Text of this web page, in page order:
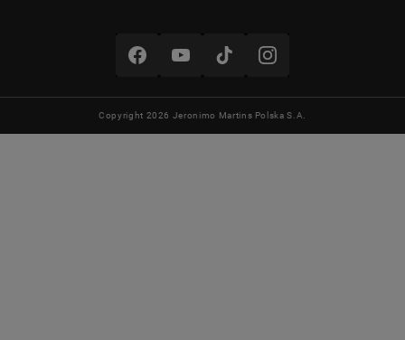
Copyright 2026 Jeronimo Martins Polska S.A.